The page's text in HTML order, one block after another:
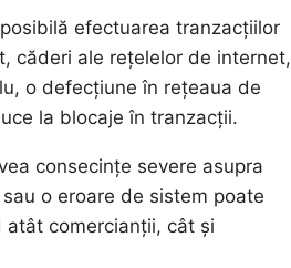
efectuarea tranzacțiilor
căderi ale rețelelor de internet,
o defecțiune în rețeaua de
la blocaje în tranzacții.
consecințe severe asupra
o eroare de sistem poate
comercianții, cât și